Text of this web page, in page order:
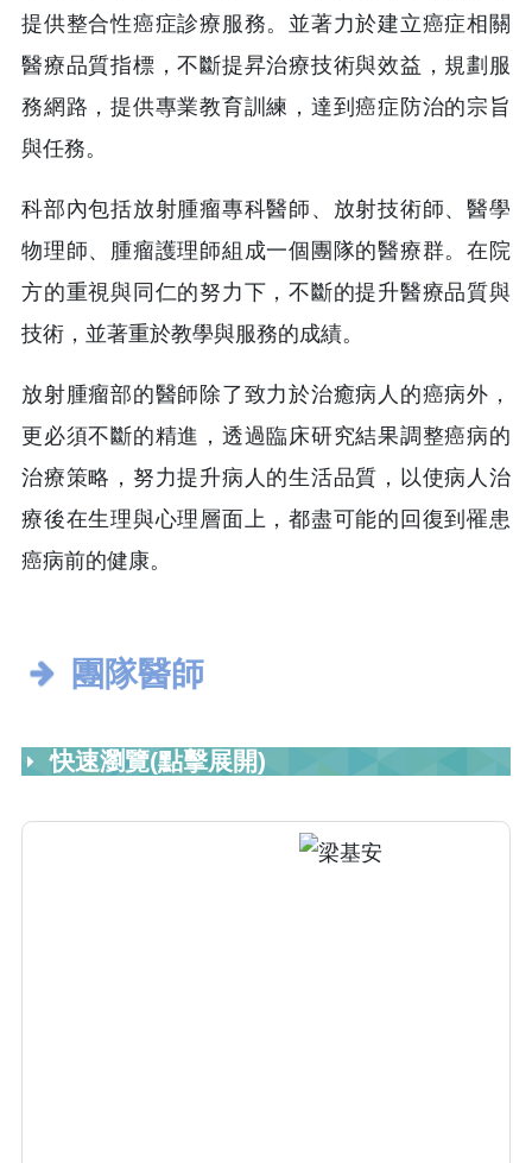
提供整合性癌症診療服務。並著力於建立癌症相關
醫療品質指標，不斷提昇治療技術與效益，規劃服
務網路，提供專業教育訓練，達到癌症防治的宗旨
與任務。
科部內包括放射腫瘤專科醫師、放射技術師、醫學
物理師、腫瘤護理師組成一個團隊的醫療群。在院
方的重視與同仁的努力下，不斷的提升醫療品質與
技術，並著重於教學與服務的成績。
放射腫瘤部的醫師除了致力於治癒病人的癌病外，
更必須不斷的精進，透過臨床研究結果調整癌病的
治療策略，努力提升病人的生活品質，以使病人治
療後在生理與心理層面上，都盡可能的回復到罹患
癌病前的健康。
團隊醫師
快速瀏覽(點擊展開)